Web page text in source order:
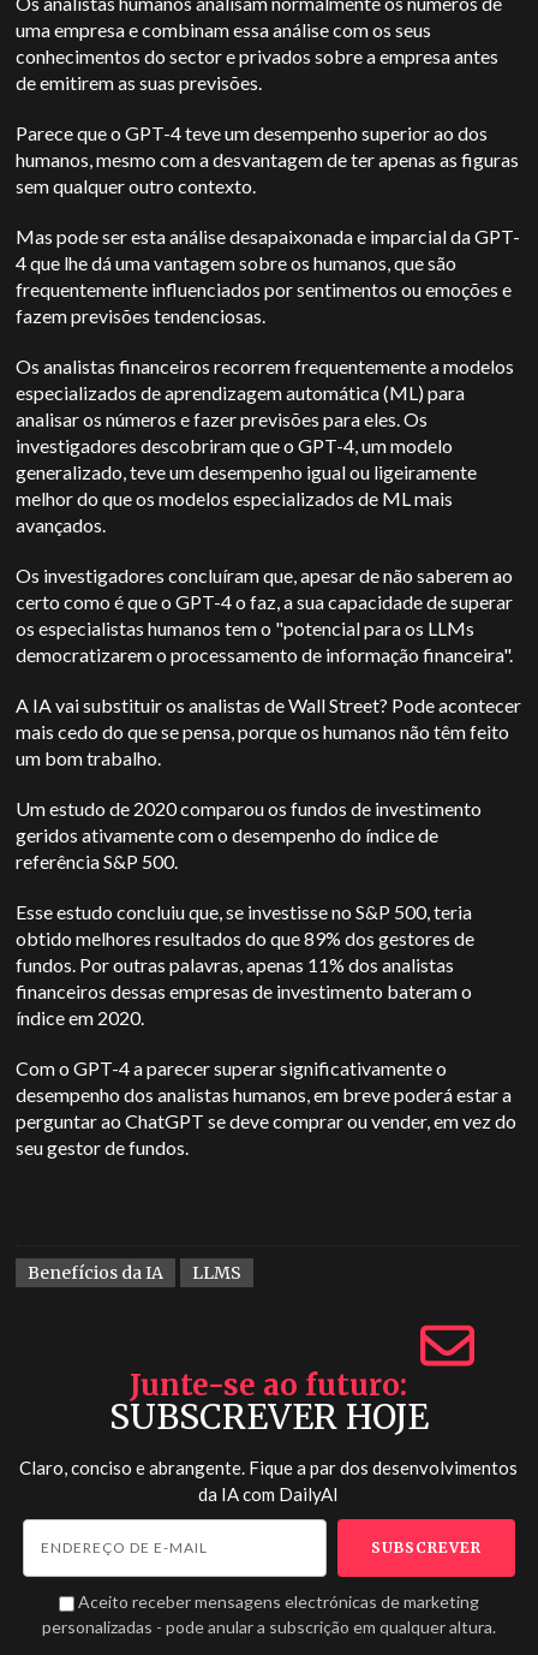
uma empresa e combinam essa análise com os seus
conhecimentos do sector e privados sobre a empresa antes
de emitirem as suas previsões.
Parece que o GPT-4 teve um desempenho superior ao dos
humanos, mesmo com a desvantagem de ter apenas as figuras
sem qualquer outro contexto.
Mas pode ser esta análise desapaixonada e imparcial da GPT-
4 que lhe dá uma vantagem sobre os humanos, que são
frequentemente influenciados por sentimentos ou emoções e
fazem previsões tendenciosas.
Os analistas financeiros recorrem frequentemente a modelos
especializados de aprendizagem automática (ML) para
analisar os números e fazer previsões para eles. Os
investigadores descobriram que o GPT-4, um modelo
generalizado, teve um desempenho igual ou ligeiramente
melhor do que os modelos especializados de ML mais
avançados.
Os investigadores concluíram que, apesar de não saberem ao
certo como é que o GPT-4 o faz, a sua capacidade de superar
os especialistas humanos tem o "potencial para os LLMs
democratizarem o processamento de informação financeira".
A IA vai substituir os analistas de Wall Street? Pode acontecer
mais cedo do que se pensa, porque os humanos não têm feito
um bom trabalho.
Um estudo de 2020 comparou os fundos de investimento
geridos ativamente com o desempenho do índice de
referência S&P 500.
Esse estudo concluiu que, se investisse no S&P 500, teria
obtido melhores resultados do que 89% dos gestores de
fundos. Por outras palavras, apenas 11% dos analistas
financeiros dessas empresas de investimento bateram o
índice em 2020.
Com o GPT-4 a parecer superar significativamente o
desempenho dos analistas humanos, em breve poderá estar a
perguntar ao ChatGPT se deve comprar ou vender, em vez do
seu gestor de fundos.
Benefícios da IA LLMS
Junte-se ao futuro
SUBSCREVER HOJE
Claro, conciso e abrangente. Fique a par dos desenvolvimentos
da IA com DailyAI
Aceito receber mensagens electrónicas de marketing
personalizadas - pode anular a subscrição em qualquer altura.